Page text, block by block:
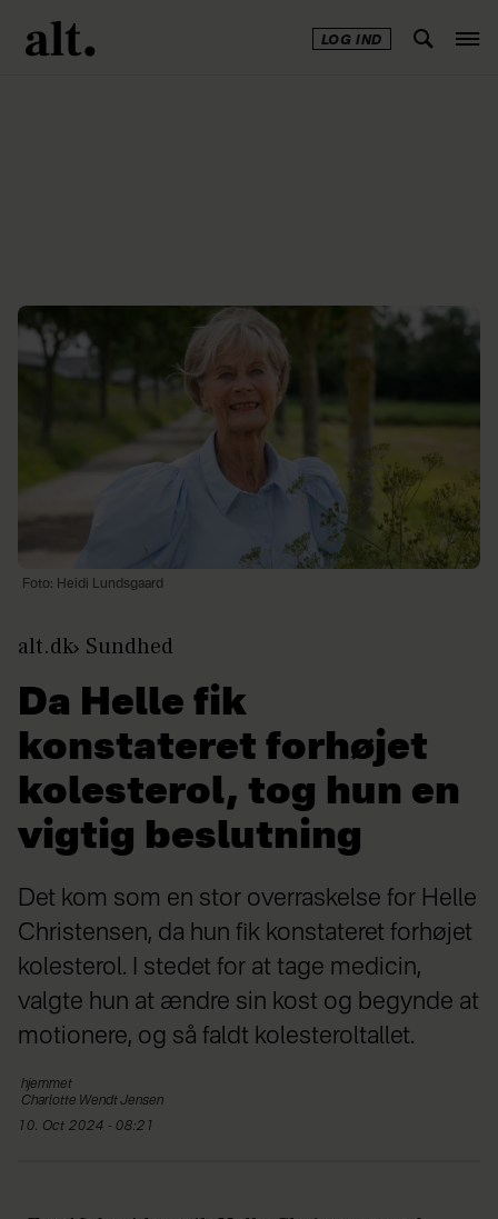
LOG IND
Foto: Heidi Lundsgaard
alt.dk Sundhed
Da Helle fik
konstateret forhøjet
kolesterol, tog hun en
vigtig beslutning
Det kom som en stor overraskelse for Helle
Christensen, da hun fik konstateret forhøjet
kolesterol. I stedet for at tage medicin,
valgte hun at ændre sin kost og begynde at
motionere, og så faldt kolesteroltallet.
hjemmet
Charlotte WendtJensen
10. Oct 2024 - 08:21